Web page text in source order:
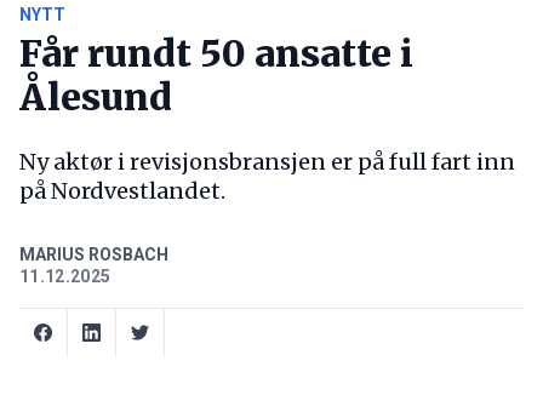
NYTT
Får rundt 50 ansatte i
Ålesund
Ny aktør i revisjonsbransjen er på full fart inn
på Nordvestlandet.
MARIUS ROSBACH
11.12.2025